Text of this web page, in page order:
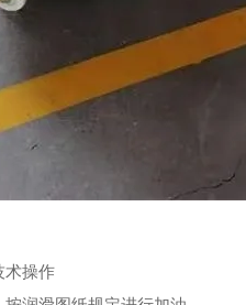
术操作